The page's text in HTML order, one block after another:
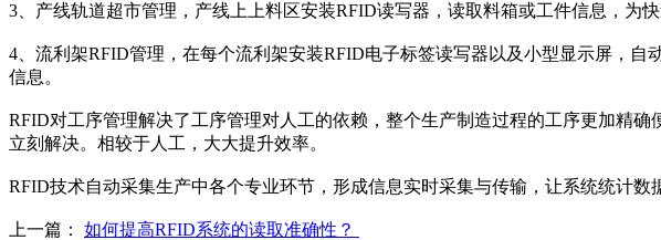
3、产线轨道超市管理，产线上上料区安装RFID读写器，读取料箱或工件信息，为
4、流利架RFID管理，在每个流利架安装RFID电子标签读写器以及小型显示屏，
信息。
RFID对工序管理解决了工序管理对人工的依赖，整个生产制造过程的工序更加精
立刻解决。相较于人工，大大提升效率。
RFID技术自动采集生产中各个专业环节，形成信息实时采集与传输，让系统统计
上一篇： 如何提高RFID系统的读取准确性？